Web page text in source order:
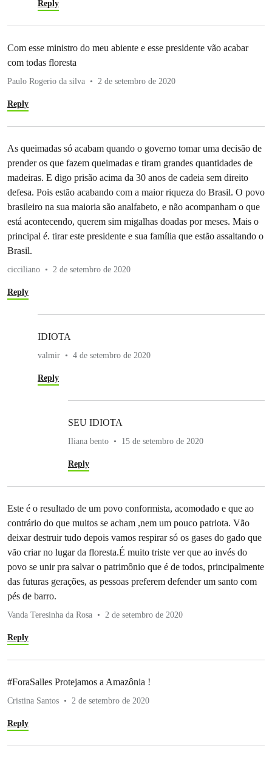
Reply
Com esse ministro do meu abiente e esse presidente vão acabar
com todas floresta
Paulo Rogerio da silva 2 de setembro de 2020
Reply
As queimadas só acabam quando o governo tomar uma decisão de
prender os que fazem queimadas e tiram grandes quantidades de
madeiras. E digo prisão acima da 30 anos de cadeia sem direito
defesa. Pois estão acabando com a maior riqueza do Brasil. O povo
brasileiro na sua maioria são analfabeto, e não acompanham o que
está acontecendo, querem sim migalhas doadas por meses. Mais o
principal é. tirar este presidente e sua família que estão assaltando o
Brasil.
cicciliano 2 de setembro de 2020
Reply
IDIOTA
valmir 4 de setembro de 2020
Reply
SEU IDIOTA
Iliana bento 15 de setembro de 2020
Reply
Este é o resultado de um povo conformista, acomodado e que ao
contrário do que muitos se acham ,nem um pouco patriota. Vão
deixar destruir tudo depois vamos respirar só os gases do gado que
vão criar no lugar da floresta.É muito triste ver que ao invés do
povo se unir pra salvar o patrimônio que é de todos, principalmente
das futuras gerações, as pessoas preferem defender um santo com
pés de barro.
Vanda Teresinha da Rosa 2 de setembro de 2020
Reply
#ForaSalles Protejamos a Amazônia !
Cristina Santos 2 de setembro de 2020
Reply